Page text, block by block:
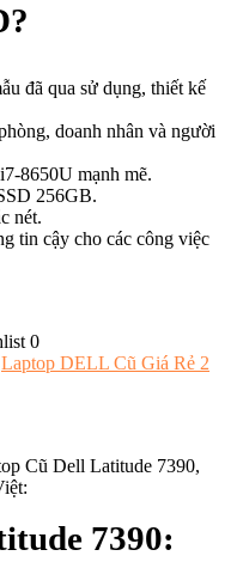
đã qua sử dụng, thiết kế
doanh nhân và người
8650U mạnh mẽ.
256GB.
nét.
tin cậy cho các công việc
0
Laptop DELL Cũ Giá Rẻ 2
Cũ Dell Latitude 7390,
7390: